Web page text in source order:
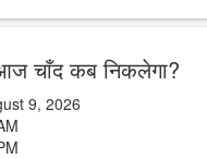
चाँद कब निकलेगा?
9, 2026